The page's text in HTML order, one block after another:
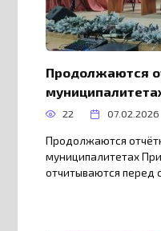
Продолжаются
22 07.02.2026
Продолжаются
муниципалитетах
отчитываются перед